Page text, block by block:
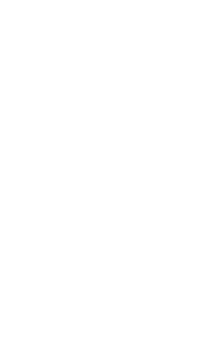
Richards M
синем цвете от